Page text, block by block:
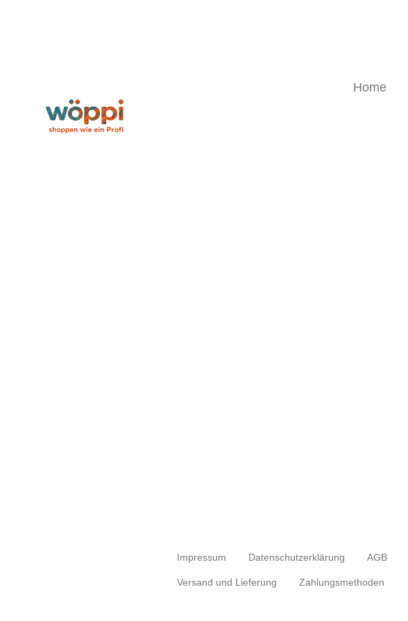
Home
Impressum Datenschutzerklärung AGB
Versand und Lieferung Zahlungsmethoden